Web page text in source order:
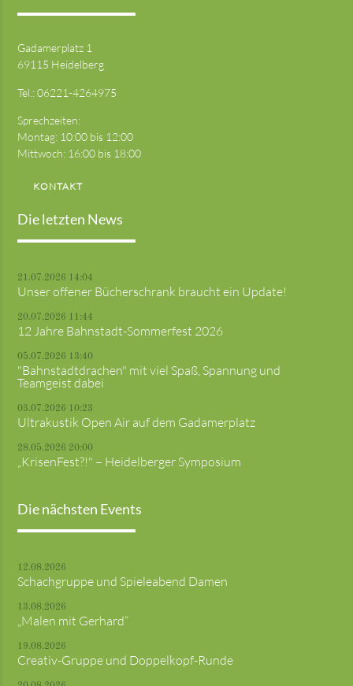
Gadamerplatz 1
69115 Heidelberg
Tel.:06221-4264975
Sprechzeiten:
Montag: 10:00 bis 12:00
Mittwoch: 16:00 bis 18:00
KONTAKT
Die letzten News
21.07.2026 14:04
Unser offener Bücherschrank braucht ein Update!
20.07.2026 11:44
12 Jahre Bahnstadt-Sommerfest 2026
05.07.2026 13:40
"Bahnstadtdrachen" mit viel Spaß, Spannung und
Teamgeist dabei
03.07.2026 10:23
Ultrakustik Open Air auf dem Gadamerplatz
28.05.2026 20:00
„KrisenFest?!" – Heidelberger Symposium
Die nächsten Events
12.08.2026
Schachgruppe und Spieleabend Damen
13.08.2026
„Malen mit Gerhard“
19.08.2026
Creativ-Gruppe und Doppelkopf-Runde